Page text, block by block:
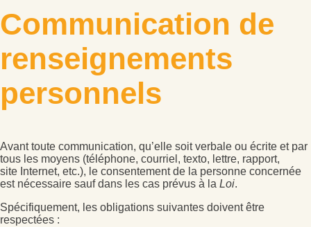
Communication de
renseignements
personnels
Avant toute communication, qu’elle soit verbale ou écrite et par
tous les moyens (téléphone, courriel, texto, lettre, rapport,
site Internet, etc.), le consentement de la personne concernée
est nécessaire sauf dans les cas prévus à la Loi.
Spécifiquement, les obligations suivantes doivent être
respectées :